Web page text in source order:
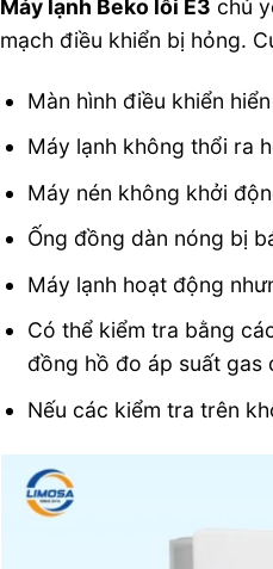
Máy lạnh Beko lỗi E3 chủ
mạch điều khiển bị hỏng.
Màn hình điều khiển
Máy lạnh không thổi ra
Máy nén không khởi
Ống đồng dàn nóng bị
Máy lạnh hoạt động
Có thể kiểm tra bằng
đồng hồ đo áp suất gas
Nếu các kiểm tra trên